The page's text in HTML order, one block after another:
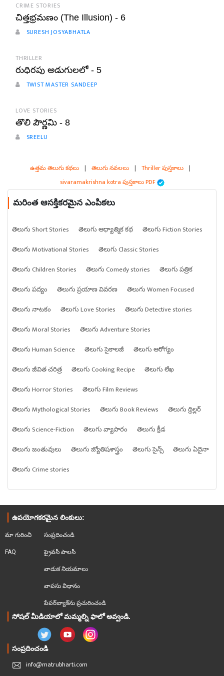
CRIME STORIES
చిత్తభ్రమణం (The Illusion) - 6
SURESH JOSYABHATLA
THRILLER
రుధిరపు అడుగులలో - 5
TWIST MASTER SANDEEP
LOVE STORIES
తొలి పౌర్ణమి - 8
SREELU
ఉత్తమ తెలుగు కథలు | తెలుగు నవలలు | Thriller పుస్తకాలు |
sivaramakrishna kotra పుస్తకాలు PDF
మరింత ఆసక్తికరమైన ఎంపికలు
తెలుగు Short Stories తెలుగు ఆధ్యాత్మిక కథ
తెలుగు Fiction Stories
తెలుగు Motivational Stories
తెలుగు Classic Stories
తెలుగు Children Stories
తెలుగు Comedy stories
తెలుగు పత్రిక
తెలుగు పద్యం
తెలుగు ప్రయాణ వివరణ
తెలుగు Women Focused
తెలుగు నాటకం
తెలుగు Love Stories
తెలుగు Detective stories
తెలుగు Moral Stories
తెలుగు Adventure Stories
తెలుగు Human Science
తెలుగు సైకాలజీ
తెలుగు ఆరోగ్యం
తెలుగు జీవిత చరిత్ర
తెలుగు Cooking Recipe
తెలుగు లేఖ
తెలుగు Horror Stories
తెలుగు Film Reviews
తెలుగు Mythological Stories
తెలుగు Book Reviews
తెలుగు థ్రిల్లర్
తెలుగు Science-Fiction
తెలుగు వ్యాపారం
తెలుగు క్రీడ
తెలుగు జంతువులు
తెలుగు జ్యోతిషశాస్త్రం తెలుగు సైన్స్
తెలుగు ఏదైనా
తెలుగు Crime stories
ఉపయోగకరమైన లింకులు:
మా గురించి
FAQ
సంప్రదించండి
ప్రైవసీ పాలసీ
వాడుక నియమాలు
వాపసు విధానం
పేపర్‌బ్యాక్‌ను ప్రచురించండి
సోషల్ మీడియాలో మమ్మల్ని ఫాలో అవ్వండి.
సంప్రదించండి
info@matrubharti.com